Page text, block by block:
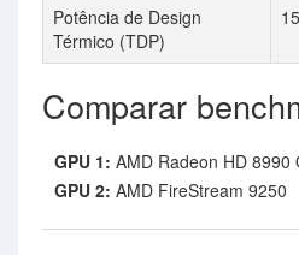
Potência de Design
Térmico (TDP)
Comparar
GPU 1: AMD Radeon HD 8990
GPU 2: AMD FireStream 9250